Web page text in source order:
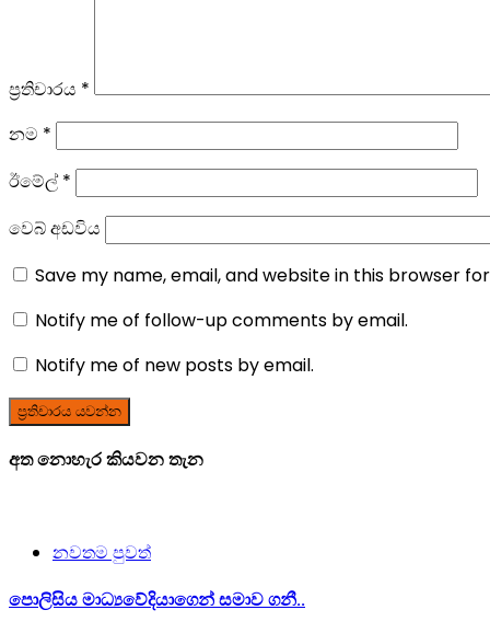
ප්‍රතිචාරය *
නම *
ඊමේල්*
වෙබ් අඩවිය
Save my name, email, and website in this browser
Notify me of follow-up comments by email.
Notify me of new posts by email.
අත නොහැර කියවන තැන
නවතම පුවත්
පොලිසිය මාධ්‍යවේදියාගෙන් සමාව ගනී..